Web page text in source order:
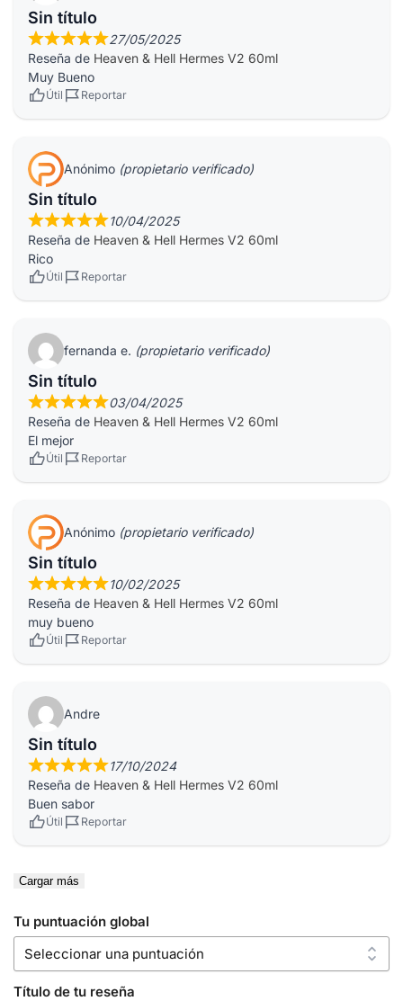
Sin título
27/05/2025
Reseña de Heaven & Hell Hermes V2 60ml
Muy Bueno
Útil Reportar
Anónimo (propietario verificado)
Sin título
10/04/2025
Reseña de Heaven & Hell Hermes V2 60ml
Rico
Útil Reportar
fernanda e. (propietario verificado)
Sin título
03/04/2025
Reseña de Heaven & Hell Hermes V2 60ml
El mejor
Útil Reportar
Anónimo (propietario verificado)
Sin título
10/02/2025
Reseña de Heaven & Hell Hermes V2 60ml
muy bueno
Útil Reportar
Andre
Sin título
17/10/2024
Reseña de Heaven & Hell Hermes V2 60ml
Buen sabor
Útil Reportar
Cargar más
Tu puntuación global
Título de tu reseña